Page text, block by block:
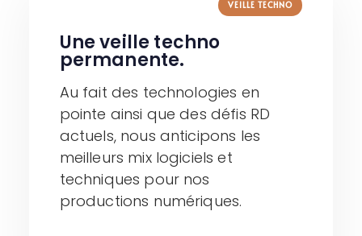
VEILLE TECHNO
Une veille techno
permanente.
Au fait des technologies en
pointe ainsi que des défis RD
actuels, nous anticipons les
meilleurs mix logiciels et
techniques pour nos
productions numériques.